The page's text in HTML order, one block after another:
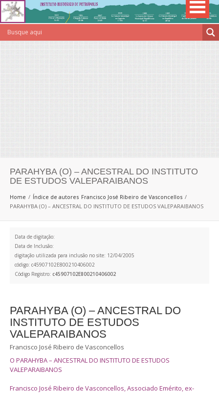
PARAHYBA (O) – ANCESTRAL DO INSTITUTO
DE ESTUDOS VALEPARAIBANOS
Home Índice de autores Francisco José Ribeiro de Vasconcellos
PARAHYBA (O) – ANCESTRAL DO INSTITUTO DE ESTUDOS VALEPARAIBANOS
Data de digitação:
Data de Inclusão:
digitação utilizada para inclusão no site: 12/04/2005
código: c45907102E800210406002
Código Registro: c45907102E800210406002
PARAHYBA (O) – ANCESTRAL DO
INSTITUTO DE ESTUDOS
VALEPARAIBANOS
Francisco José Ribeiro de Vasconcellos
O PARAHYBA – ANCESTRAL DO INSTITUTO DE ESTUDOS
VALEPARAIBANOS
Francisco José Ribeiro de Vasconcellos, Associado Emérito, ex-